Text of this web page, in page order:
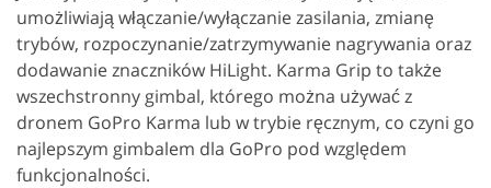
umożliwiają włączanie/wyłączanie zasilania, zmianę
trybów, rozpoczynanie/zatrzymywanie nagrywania oraz
dodawanie znaczników HiLight. Karma Grip to także
wszechstronny gimbal, którego można używać z
dronem GoPro Karma lub w trybie ręcznym, co czyni go
najlepszym gimbalem dla GoPro pod względem
funkcjonalności.